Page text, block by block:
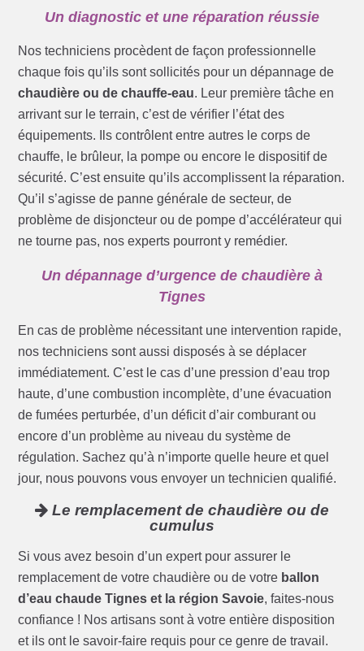
Un diagnostic et une réparation réussie
Nos techniciens procèdent de façon professionnelle
chaque fois qu’ils sont sollicités pour un dépannage de
chaudière ou de chauffe-eau. Leur première tâche en
arrivant sur le terrain, c’est de vérifier l’état des
équipements. Ils contrôlent entre autres le corps de
chauffe, le brûleur, la pompe ou encore le dispositif de
sécurité. C’est ensuite qu’ils accomplissent la réparation.
Qu’il s’agisse de panne générale de secteur, de
problème de disjoncteur ou de pompe d’accélérateur qui
ne tourne pas, nos experts pourront y remédier.
Un dépannage d’urgence de chaudière à
Tignes
En cas de problème nécessitant une intervention rapide,
nos techniciens sont aussi disposés à se déplacer
immédiatement. C’est le cas d’une pression d’eau trop
haute, d’une combustion incomplète, d’une évacuation
de fumées perturbée, d’un déficit d’air comburant ou
encore d’un problème au niveau du système de
régulation. Sachez qu’à n’importe quelle heure et quel
jour, nous pouvons vous envoyer un technicien qualifié.
Le remplacement de chaudière ou de
cumulus
Si vous avez besoin d’un expert pour assurer le
remplacement de votre chaudière ou de votre ballon
d’eau chaude Tignes et la région Savoie, faites-nous
confiance ! Nos artisans sont à votre entière disposition
et ils ont le savoir-faire requis pour ce genre de travail.